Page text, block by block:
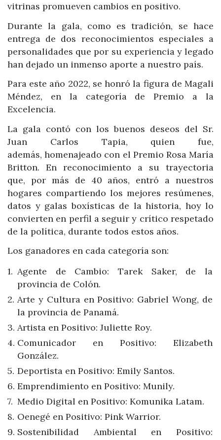
vitrinas promueven cambios en positivo.
Durante la gala, como es tradición, se hace
entrega de dos reconocimientos especiales a
personalidades que por su experiencia y legado
han dejado un inmenso aporte a nuestro país.
Para este año 2022, se honró la figura de Magali
Méndez, en la categoría de Premio a la
Excelencia.
La gala contó con los buenos deseos del Sr.
Juan Carlos Tapia, quien fue,
además, homenajeado con el Premio Rosa María
Britton. En reconocimiento a su trayectoria
que, por más de 40 años, entró a nuestros
hogares compartiendo los mejores resúmenes,
datos y galas boxísticas de la historia, hoy lo
convierten en perfil a seguir y crítico respetado
de la política, durante todos estos años.
Los ganadores en cada categoría son:
Agente de Cambio: Tarek Saker, de la
provincia de Colón.
Arte y Cultura en Positivo: Gabriel Wong, de
la provincia de Panamá.
Artista en Positivo: Juliette Roy.
Comunicador en Positivo: Elizabeth
González.
Deportista en Positivo: Emily Santos.
Emprendimiento en Positivo: Munily.
Medio Digital en Positivo: Komunika Latam.
Oenegé en Positivo: Pink Warrior.
Sostenibilidad Ambiental en Positivo: